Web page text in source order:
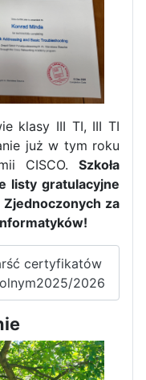
klasy III TI, III TI
już w tym roku
CISCO. Szkoła
listy gratulacyjne
Zjednoczonych za
certyfikatów
2026